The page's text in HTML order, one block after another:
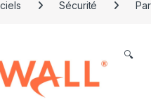
Sécurité
🔍